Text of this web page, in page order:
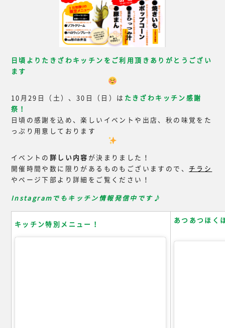
日頃よりたきざわキッチンをご利用頂きありがとうござい
ます
10月29日（土）、30日（日）は たきざわキッチン感謝
祭！
日頃の感謝を込め、楽しいイベントや出店、秋の味覚をた
っぷり用意しております
イベントの 詳しい内容 が決まりました！
開催時間や数に限りがあるものもございますので、 チラシ
やページ下部より詳細をご覧ください！
Instagramでもキッチン情報発信中です♪
キッチン特別メニュー！ あつあつほく